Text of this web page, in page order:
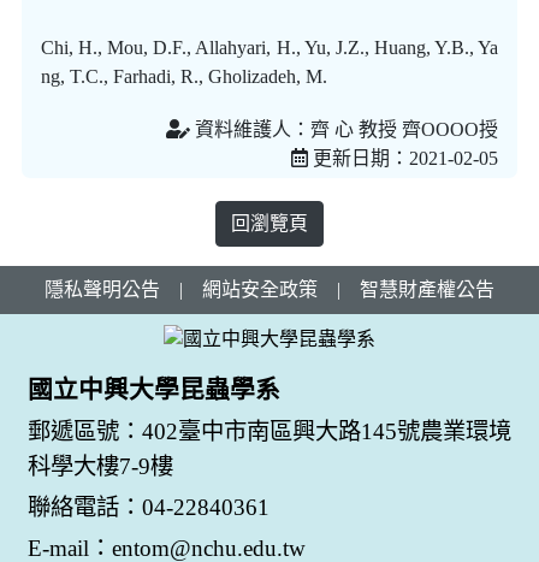
Chi, H., Mou, D.F., Allahyari, H., Yu, J.Z., Huang, Y.B., Ya
ng, T.C., Farhadi, R., Gholizadeh, M.
資料維護人：齊 心 教授 齊OOOO授
更新日期：2021-02-05
回瀏覽頁
隱私聲明公告 | 網站安全政策 | 智慧財產權公告
國立中興大學昆蟲學系
郵遞區號：402臺中市南區興大路145號農業環境
科學大樓7-9樓
聯絡電話：04-22840361
E-mail：entom@nchu.edu.tw